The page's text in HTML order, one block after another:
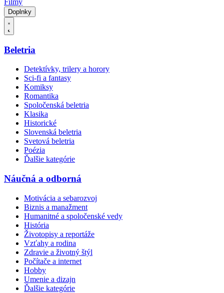
Filmy
Doplnky
Beletria
Detektívky, trilery a horory
Sci-fi a fantasy
Komiksy
Romantika
Spoločenská beletria
Klasika
Historické
Slovenská beletria
Svetová beletria
Poézia
Ďalšie kategórie
Náučná a odborná
Motivácia a sebarozvoj
Biznis a manažment
Humanitné a spoločenské vedy
História
Životopisy a reportáže
Vzťahy a rodina
Zdravie a životný štýl
Počítače a internet
Hobby
Umenie a dizajn
Ďalšie kategórie